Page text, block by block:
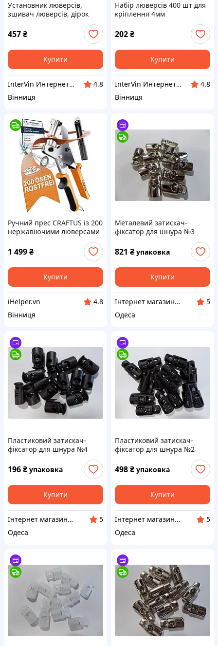
Установник люверсів,
зшивач люверсів, дірок
сталь 170 мм, 100 заклепок
457₴
Купити
InterVin Интернет-магазин
4.8
Вінниця
Набір люверсів 400 шт для
кріплення 4мм
202₴
Купити
InterVin Интернет-магазин
4.8
Вінниця
Ручний прес CRAFTUS із 200
нержавіючими люверсами
тканин, брезенту
1 499₴
Купити
iHelper.vn
4.8
Вінниця
Металевий затискач-
фіксатор для шнура №3
Упаковка 500 шт
821 ₴ упаковка
Купити
Інтернет магазин "Магія Стрічок"
5
Одеса
Пластиковий затискач-
фіксатор для шнура №4
(чорний), 25х15х10 мм —
Упаковка 200 шт
196₴ упаковка
Купити
Інтернет магазин "Магія Стрічок"
5
Одеса
Пластиковий затискач-
фіксатор для шнура №2
Упаковка 500 шт
498₴ упаковка
Купити
Інтернет магазин "Магія Стрічок"
5
Одеса